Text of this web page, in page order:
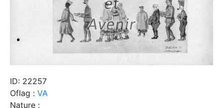
ID: 22257
Oflag : VA
Nature :